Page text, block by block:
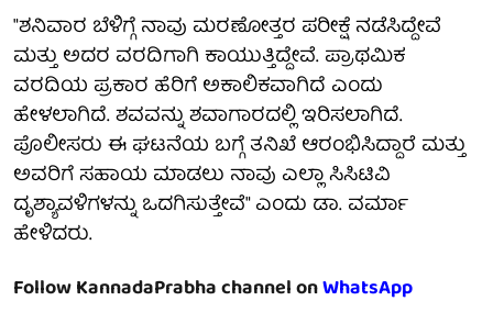
"ಶನಿವಾರ ಬೆಳಿಗ್ಗೆ ನಾವು ಮರಣೋತ್ತರ ಪರೀಕ್ಷೆ ನಡೆಸಿದ್ದೇವೆ
ಮತ್ತು ಅದರ ವರದಿಗಾಗಿ ಕಾಯುತ್ತಿದ್ದೇವೆ. ಪ್ರಾಥಮಿಕ
ವರದಿಯ ಪ್ರಕಾರ ಹೆರಿಗೆ ಅಕಾಲಿಕವಾಗಿದೆ ಎಂದು
ಹೇಳಲಾಗಿದೆ. ಶವವನ್ನು ಶವಾಗಾರದಲ್ಲಿ ಇರಿಸಲಾಗಿದೆ.
ಪೊಲೀಸರು ಈ ಘಟನೆಯ ಬಗ್ಗೆ ತನಿಖೆ ಆರಂಭಿಸಿದ್ದಾರೆ ಮತ್ತು
ಅವರಿಗೆ ಸಹಾಯ ಮಾಡಲು ನಾವು ಎಲ್ಲಾ ಸಿಸಿಟಿವಿ
ದೃಶ್ಯಾವಳಿಗಳನ್ನು ಒದಗಿಸುತ್ತೇವೆ" ಎಂದು ಡಾ. ವರ್ಮಾ
ಹೇಳಿದರು.
Follow KannadaPrabha channel onWhatsApp